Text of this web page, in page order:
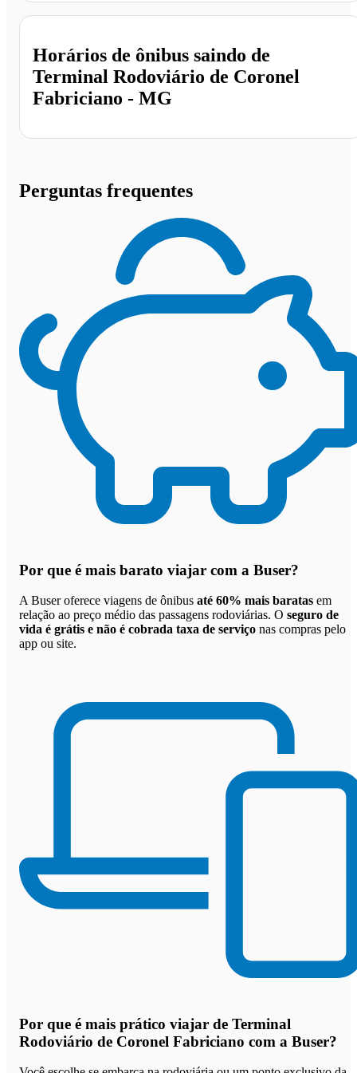
Horários de ônibus saindo de
Terminal Rodoviário de Coronel
Fabriciano - MG
Perguntas frequentes
Por que é mais barato viajar com a Buser?
A Buser oferece viagens de ônibus até 60% mais baratas em
relação ao preço médio das passagens rodoviárias. O seguro de
vida é grátis e não é cobrada taxa de serviço nas compras pelo
app ou site.
Por que é mais prático viajar de Terminal
Rodoviário de Coronel Fabriciano com a Buser?